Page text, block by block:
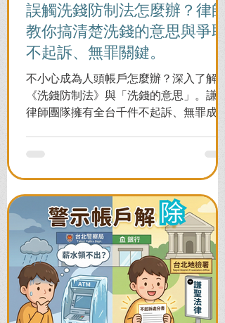
誤觸洗錢防制法怎麼辦？律師
教你搞清楚洗錢的意思與爭取
不起訴、無罪關鍵。
不小心成為人頭帳戶怎麼辦？深入了解
《洗錢防制法》與「洗錢的意思」。謙聖
律師團隊擁有全台千件不起訴、無罪成功